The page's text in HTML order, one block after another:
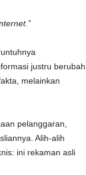
justru berubah
melainkan
pelanggaran,
Alih-alih
ini rekaman asli